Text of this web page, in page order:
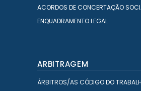
ACORDOS DE CONCERTAÇÃO
ENQUADRAMENTO LEGAL
ARBITRAGEM
ÁRBITROS/AS CÓDIGO DO